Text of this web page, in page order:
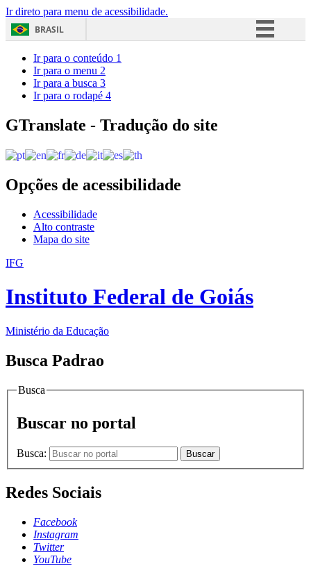
Ir direto para menu de acessibilidade.
BRASIL
Acesso à informação
Ir para o conteúdo 1
Ir para o menu 2
Ir para a busca 3
Ir para o rodapé 4
GTranslate - Tradução do site
Opções de acessibilidade
Acessibilidade
Alto contraste
Mapa do site
IFG
Instituto Federal de Goiás
Ministério da Educação
Busca Padrao
Busca
Buscar no portal
Busca: Buscar
Redes Sociais
Facebook
Instagram
Twitter
YouTube